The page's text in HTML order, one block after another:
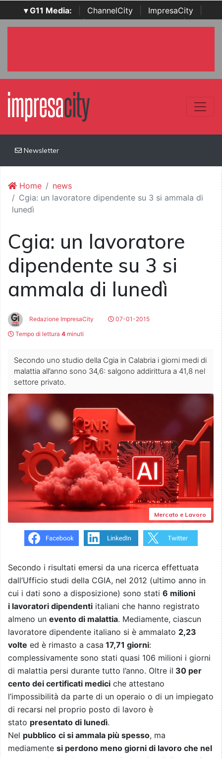
▾ G11 Media: ChannelCity ImpresaCity
SecurityOpenLab | Italian Channel Awards | Italian
Newsletter
Home
news
Cgia: un lavoratore dipendente su 3 si ammala di
lunedì
Cgia: un lavoratore
dipendente su 3 si
ammala di lunedì
Redazione ImpresaCity
07-01-2015
Tempo di lettura 4 minuti
Secondo uno studio della Cgia in Calabria i giorni medi di
malattia all’anno sono 34,6: salgono addirittura a 41,8 nel
settore privato.
Mercato e Lavoro
Secondo i risultati emersi da una ricerca effettuata
dall’Ufficio studi della CGIA, nel 2012 (ultimo anno in
cui i dati sono a disposizione) sono stati 6 milioni
i lavoratori dipendenti italiani che hanno registrato
almeno un evento di malattia. Mediamente, ciascun
lavoratore dipendente italiano si è ammalato 2,23
volte ed è rimasto a casa 17,71 giorni:
complessivamente sono stati quasi 106 milioni i giorni
di malattia persi durante tutto l’anno. Oltre il 30 per
cento dei certificati medici che attestano
l’impossibilità da parte di un operaio o di un impiegato
di recarsi nel proprio posto di lavoro è
stato presentato di lunedì.
Nel pubblico ci si ammala più spesso, ma
mediamente si perdono meno giorni di lavoro che nel